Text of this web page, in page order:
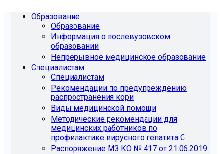
Образование
Образование
Информация о послевузовском
образовании
Непрерывное медицинское образование
Специалистам
Специалистам
Рекомендации по предупреждению
распространения кори
Виды медицинской помощи
Методические рекомендации для
медицинских работников по
профилактике вирусного гепатита С
Распоряжение МЗ КО № 417 от 21.06.2019